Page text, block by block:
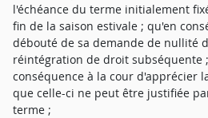
l'échéance du terme initialement
fin de la saison estivale ; qu'en
débouté de sa demande de nullité
réintégration de droit subséquente
conséquence à la cour d'apprécier
que celle-ci ne peut être justifiée
terme ;